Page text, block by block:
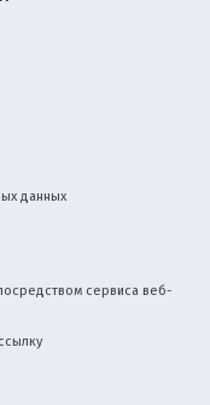
данных
сервиса веб-